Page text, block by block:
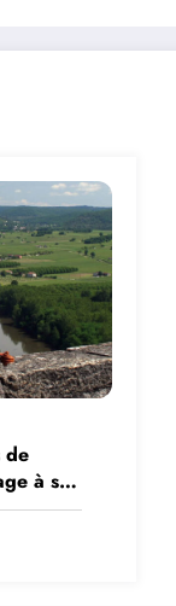
de
à son
le